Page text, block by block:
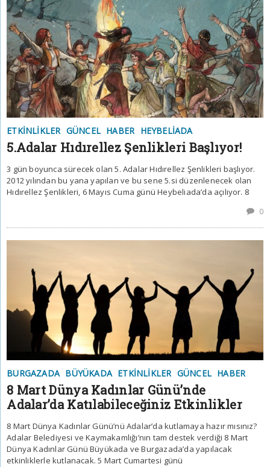
ETKINLIKLER GÜNCEL HABER HEYBELIADA
5.Adalar Hıdırellez Şenlikleri Başlıyor!
3 gün boyunca sürecek olan 5. Adalar Hıdırellez Şenlikleri başlıyor.
2012 yılından bu yana yapılan ve bu sene 5.si düzenlenecek olan
Hıdırellez Şenlikleri, 6 Mayıs Cuma günü Heybeliada’da açılıyor. 8
0
BURGAZADA BÜYÜKADA ETKINLIKLER GÜNCEL HABER
8 Mart Dünya Kadınlar Günü’nde
Adalar’da Katılabileceğiniz Etkinlikler
8 Mart Dünya Kadınlar Günü’nü Adalar’da kutlamaya hazır mısınız?
Adalar Belediyesi ve Kaymakamlığı’nın tam destek verdiği 8 Mart
Dünya Kadınlar Günü Büyükada ve Burgazada’da yapılacak
etkinliklerle kutlanacak. 5 Mart Cumartesi günü